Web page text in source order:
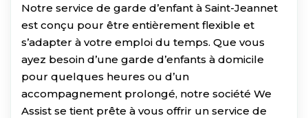
Notre service de garde d’enfant à Saint-Jeannet
est conçu pour être entièrement flexible et
s’adapter à votre emploi du temps. Que vous
ayez besoin d’une garde d’enfants à domicile
pour quelques heures ou d’un
accompagnement prolongé, notre société We
Assist se tient prête à vous offrir un service de